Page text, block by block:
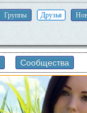
Группы Друзья
Сообщества